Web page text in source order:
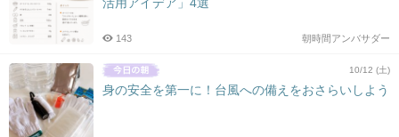
朝時間アンバサダー
143
10/12 (土)
身の安全を第一に！台風への備えをおさらいしよう